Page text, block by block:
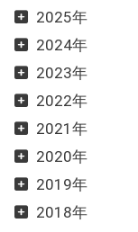
2025年
2024年
2023年
2022年
2021年
2020年
2019年
2018年